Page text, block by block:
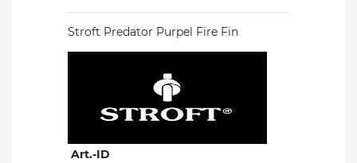
Stroft Predator Purpel Fire Fin
Art.-ID